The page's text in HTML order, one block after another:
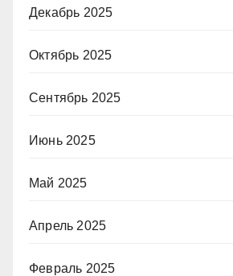
Декабрь 2025
Октябрь 2025
Сентябрь 2025
Июнь 2025
Май 2025
Апрель 2025
Февраль 2025